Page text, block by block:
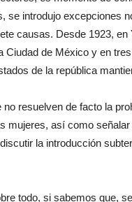
se introdujo excepciones
causas. Desde 1923,
Ciudad de México y en
de la república
resuelven de facto la
mujeres, así como
la introducción
todo, si sabemos que,